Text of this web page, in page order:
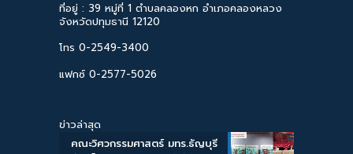
ที่อยู่ : 39 หมู่ที่ 1 ตำบลคลองหก อำเภอคลองหลวง
จังหวัดปทุมธานี 12120
โทร 0-2549-3400
แฟกซ์ 0-2577-5026
ข่าวล่าสุด
คณะวิศวกรรมศาสตร์ มทร.ธัญบุรี